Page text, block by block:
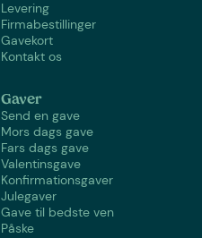
Levering
Firmabestillinger
Gavekort
Kontakt os
Gaver
Send en gave
Mors dags gave
Fars dags gave
Valentinsgave
Konfirmationsgaver
Julegaver
Gave til bedste ven
Påske